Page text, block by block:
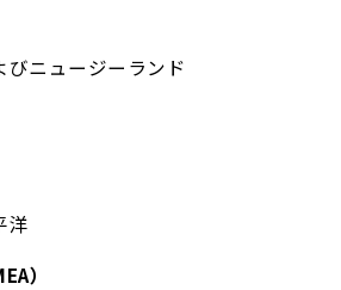
びニュージーランド
洋
）